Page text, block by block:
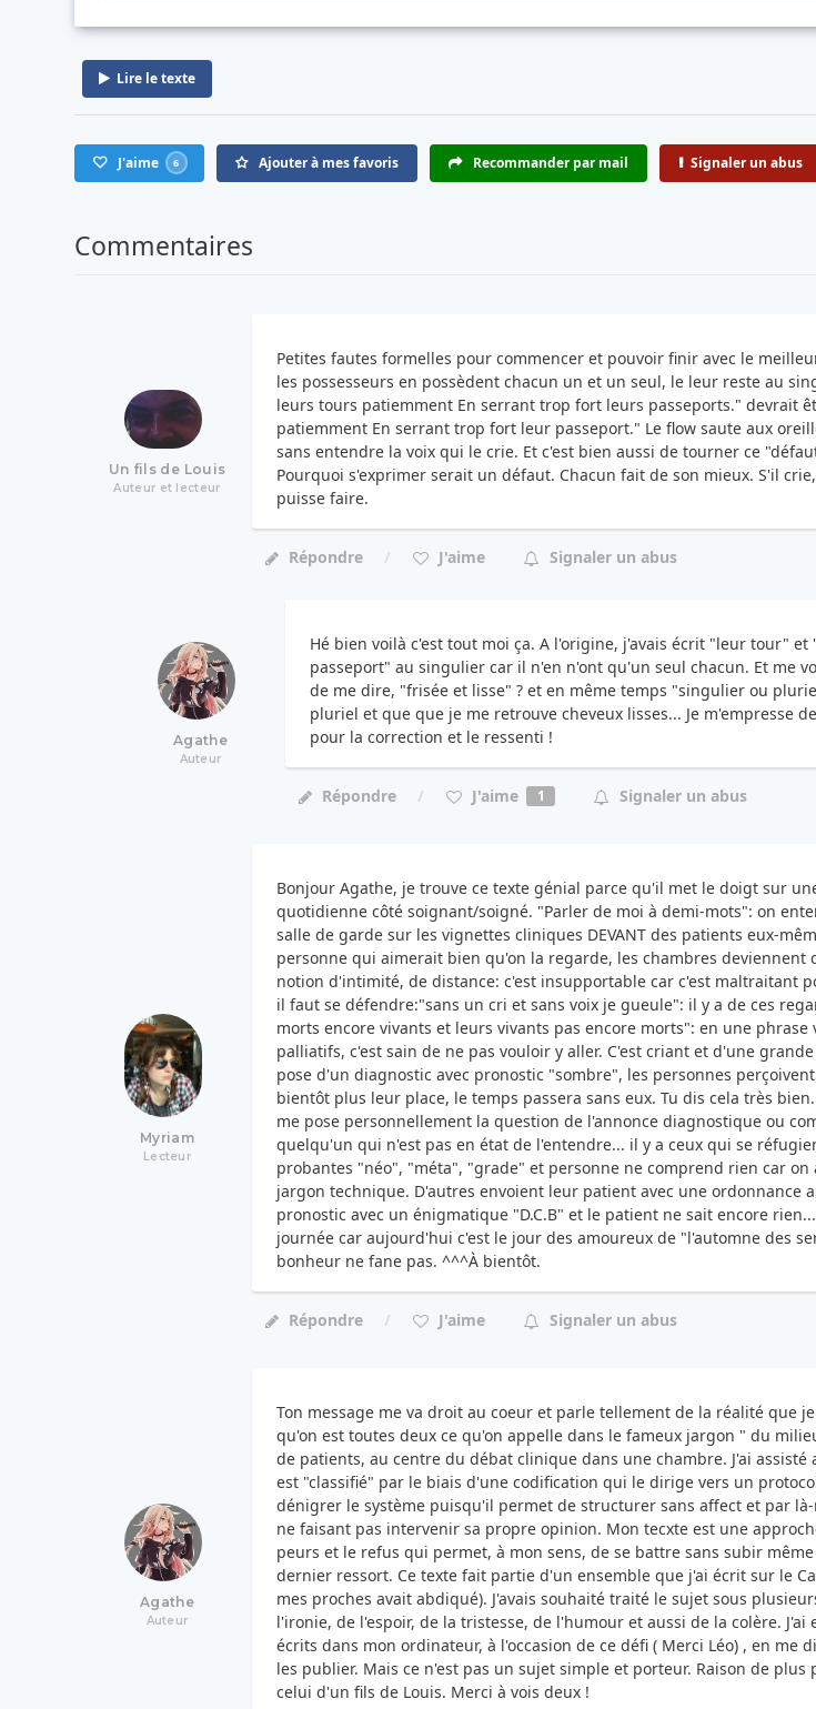
Lire le texte
J'aime 6 Ajouter à mes favoris Recommander par mail Signaler un abus
Commentaires
Un fils de Louis
Auteur et lecteur
Petites fautes formelles pour commencer et pouvoir finir avec le
les possesseurs en possèdent chacun un et un seul, le leur reste au
leurs tours patiemment En serrant trop fort leurs passeports." devrait
patiemment En serrant trop fort leur passeport." Le flow saute aux
sans entendre la voix qui le crie. Et c'est bien aussi de tourner ce
Pourquoi s'exprimer serait un défaut. Chacun fait de son mieux. S'il
puisse faire.
Répondre J'aime Signaler un abus
Agathe
Auteur
Hé bien voilà c'est tout moi ça. A l'origine, j'avais écrit "leur tour" et
passeport" au singulier car il n'en n'ont qu'un seul chacun. Et me
de me dire, "frisée et lisse" ? et en même temps "singulier ou
pluriel et que que je me retrouve cheveux lisses... Je m'empresse
pour la correction et le ressenti !
Répondre J'aime 1 Signaler un abus
Myriam
Lecteur
Bonjour Agathe, je trouve ce texte génial parce qu'il met le doigt sur
quotidienne côté soignant/soigné. "Parler de moi à demi-mots": on
salle de garde sur les vignettes cliniques DEVANT des patients eux-
personne qui aimerait bien qu'on la regarde, les chambres deviennent
notion d'intimité, de distance: c'est insupportable car c'est maltraitant
il faut se défendre:"sans un cri et sans voix je gueule": il y a de ces
morts encore vivants et leurs vivants pas encore morts": en une phrase
palliatifs, c'est sain de ne pas vouloir y aller. C'est criant et d'une
pose d'un diagnostic avec pronostic "sombre", les personnes
bientôt plus leur place, le temps passera sans eux. Tu dis cela très
me pose personnellement la question de l'annonce diagnostique ou
quelqu'un qui n'est pas en état de l'entendre... il y a ceux qui se
probantes "néo", "méta", "grade" et personne ne comprend rien car on
jargon technique. D'autres envoient leur patient avec une ordonnance
pronostic avec un énigmatique "D.C.B" et le patient ne sait encore
journée car aujourd'hui c'est le jour des amoureux de "l'automne des
bonheur ne fane pas. ^^^À bientôt.
Répondre J'aime Signaler un abus
Agathe
Auteur
Ton message me va droit au coeur et parle tellement de la réalité que
qu'on est toutes deux ce qu'on appelle dans le fameux jargon " du
de patients, au centre du débat clinique dans une chambre. J'ai
est "classifié" par le biais d'une codification qui le dirige vers un
dénigrer le système puisqu'il permet de structurer sans affect et par
ne faisant pas intervenir sa propre opinion. Mon tecxte est une
peurs et le refus qui permet, à mon sens, de se battre sans subir
dernier ressort. Ce texte fait partie d'un ensemble que j'ai écrit sur le
mes proches avait abdiqué). J'avais souhaité traité le sujet sous
l'ironie, de l'espoir, de la tristesse, de l'humour et aussi de la colère.
écrits dans mon ordinateur, à l'occasion de ce défi ( Merci Léo) , en me
les publier. Mais ce n'est pas un sujet simple et porteur. Raison de
celui d'un fils de Louis. Merci à vois deux !